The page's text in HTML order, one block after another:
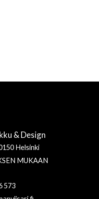
& Design
Helsinki
MUKAAN
573